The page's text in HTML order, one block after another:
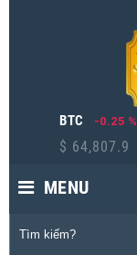
BTC
$ 64,807.9
-0.25 %
MENU